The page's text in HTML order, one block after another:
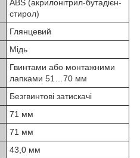
ABS (акрилонітрил-бутадієн-
стирол)
Глянцевий
Мідь
Гвинтами або монтажними
лапками 51…70 мм
Безгвинтові затискачі
71 мм
71 мм
43,0 мм